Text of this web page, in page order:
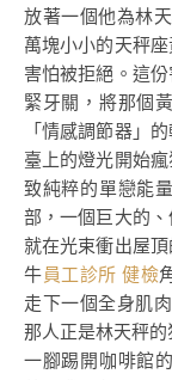
放著一個他為林
萬塊小小的天秤
害怕被拒絕。這
緊牙關，將那個
「情感調節器」
臺上的燈光開始
致純粹的單戀能
部，一個巨大的
就在光束衝出屋
牛員工診所 健檢
走下一個全身肌肉
那人正是林天秤
一腳踢開咖啡館